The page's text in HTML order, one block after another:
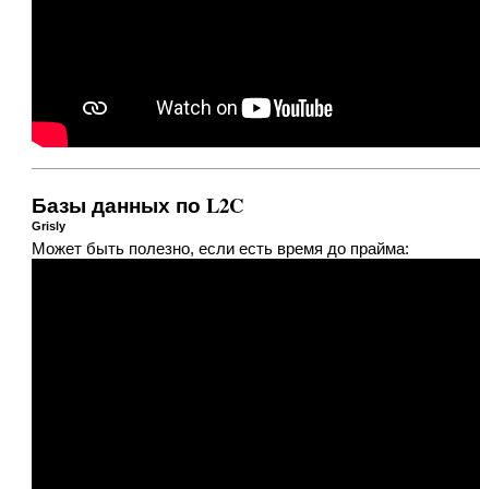
Базы данных по L2C
Grisly
Может быть полезно, если есть время до прайма: